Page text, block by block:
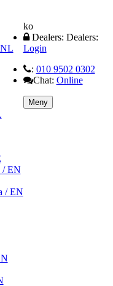
ko
NL
/ EN
/ EN
Dealers: Dealers:
Login
: 010 9502 0302
Chat: Online
Meny